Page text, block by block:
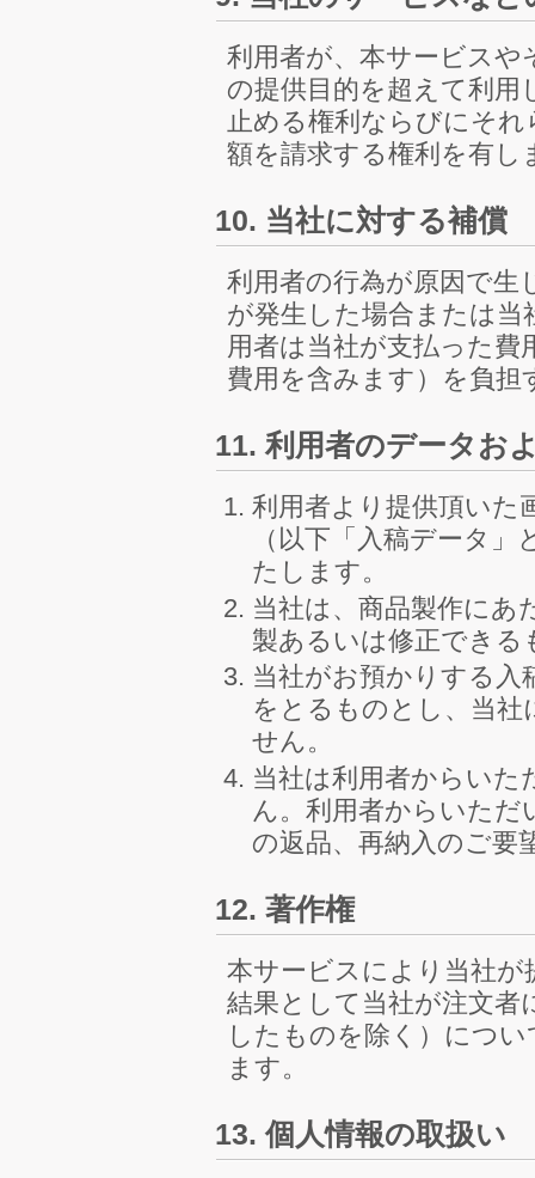
利用者が、本サービス
の提供目的を超えて利用
止める権利ならびにそ
額を請求する権利を有し
10. 当社に対する補償
利用者の行為が原因で生
が発生した場合または当
用者は当社が支払った費
費用を含みます）を負
11. 利用者のデータお
利用者より提供頂いた
（以下「入稿データ
たします。
当社は、商品製作にあ
製あるいは修正できる
当社がお預かりする
をとるものとし、当
せん。
当社は利用者からい
ん。利用者からいた
の返品、再納入のご要
12. 著作権
本サービスにより当社
結果として当社が注文者
したものを除く）につ
ます。
13. 個人情報の取扱い